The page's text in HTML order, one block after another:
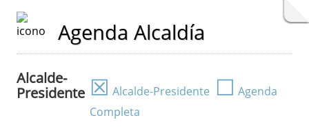
Agenda Alcaldía
Alcalde-
Presidente ☒ Alcalde-Presidente ☐ Agenda
Completa